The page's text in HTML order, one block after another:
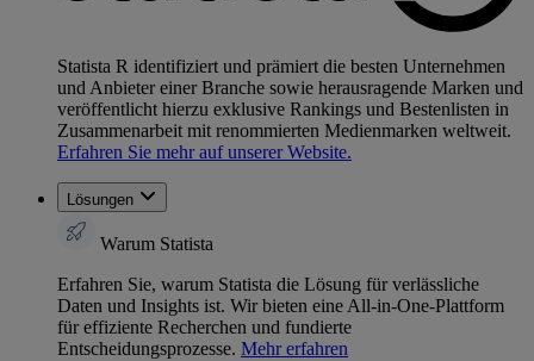
Statista R identifiziert und prämiert die besten Unternehmen
und Anbieter einer Branche sowie herausragende Marken und
veröffentlicht hierzu exklusive Rankings und Bestenlisten in
Zusammenarbeit mit renommierten Medienmarken weltweit.
Erfahren Sie mehr auf unserer Website.
Lösungen
Warum Statista
Erfahren Sie, warum Statista die Lösung für verlässliche
Daten und Insights ist. Wir bieten eine All-in-One-Plattform
für effiziente Recherchen und fundierte
Entscheidungsprozesse. Mehr erfahren